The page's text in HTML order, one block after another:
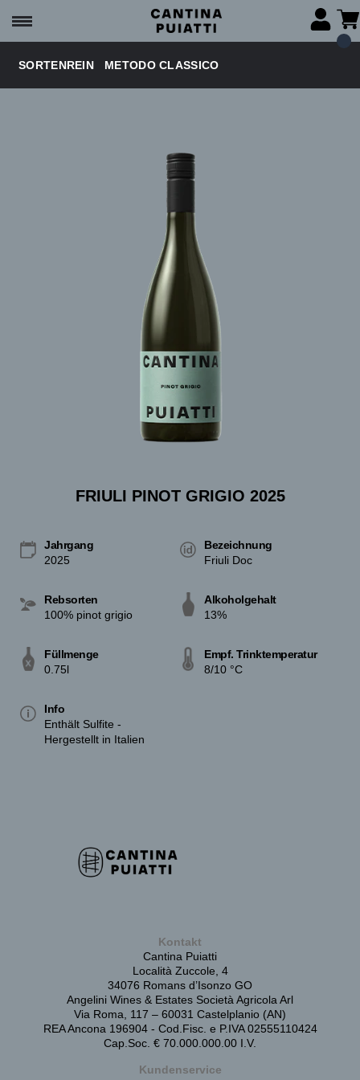
SORTENREIN METODO CLASSICO
FRIULI PINOT GRIGIO 2025
Jahrgang
2025
Bezeichnung
Friuli Doc
Rebsorten
100% pinot grigio
Alkoholgehalt
13%
Füllmenge
0.75l
Empf. Trinktemperatur
8/10 °C
Info
Enthält Sulfite -
Hergestellt in Italien
Kontakt
Cantina Puiatti
Località Zuccole, 4
34076 Romans d’Isonzo GO
Angelini Wines & Estates Società Agricola Arl
Via Roma, 117 – 60031 Castelplanio (AN)
REA Ancona 196904 - Cod.Fisc. e P.IVA 02555110424
Cap.Soc. € 70.000.000.00 I.V.
Kundenservice